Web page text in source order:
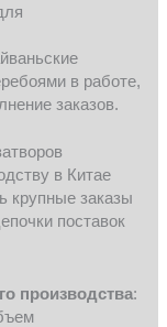
в работе,
заказов.
в Китае
крупные заказы
поставок
производства: